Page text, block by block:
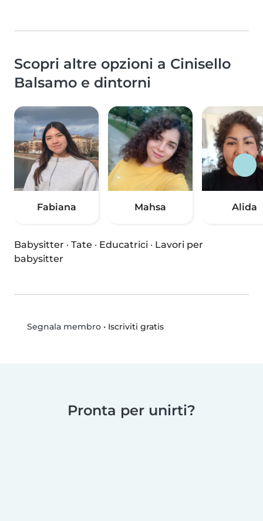
Scopri altre opzioni a Cinisello
Balsamo e dintorni
Fabiana Mahsa Alida
Babysitter · Tate · Educatrici · Lavori per
babysitter
Segnala membro• Iscriviti gratis
Pronta per unirti?